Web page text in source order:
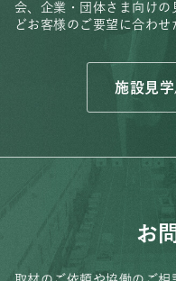
会、 企業・団体さま向けの
どお客様のご要望に合わせ
施設見
お